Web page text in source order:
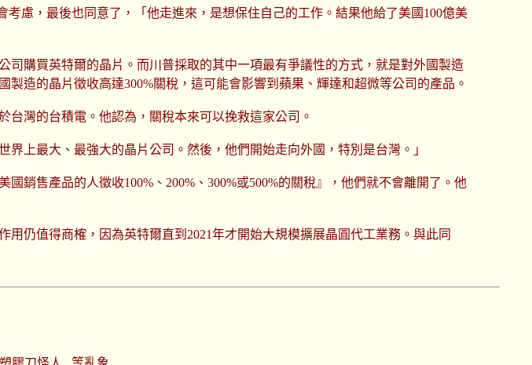
慮，最後也同意了，「他走進來，是想保住自己的工作。結果他給了美國100億美
購買英特爾的晶片。而川普採取的其中一項最有爭議性的方式，就是對外國製造
造的晶片徵收高達300%關稅，這可能會影響到蘋果、輝達和超微等公司的產品。
台灣的台積電。他認為，關稅本來可以挽救這家公司。
上最大、最強大的晶片公司。然後，他們開始走向外國，特別是台灣。」
銷售產品的人徵收100%、200%、300%或500%的關稅』，他們就不會離開了。他
仍值得商榷，因為英特爾直到2021年才開始大規模擴展晶圓代工業務。與此同